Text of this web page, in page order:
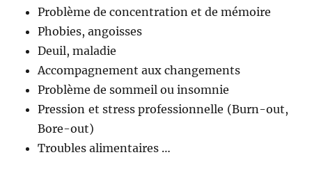
Problème de concentration et de mémoire
Phobies, angoisses
Deuil, maladie
Accompagnement aux changements
Problème de sommeil ou insomnie
Pression et stress professionnelle (Burn-out,
Bore-out)
Troubles alimentaires …